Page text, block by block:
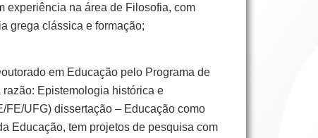
experiência na área de Filosofia, com
grega clássica e formação;
em Educação pelo Programa de
Epistemologia histórica e
FE/UFG) dissertação – Educação como
Educação, tem projetos de pesquisa com